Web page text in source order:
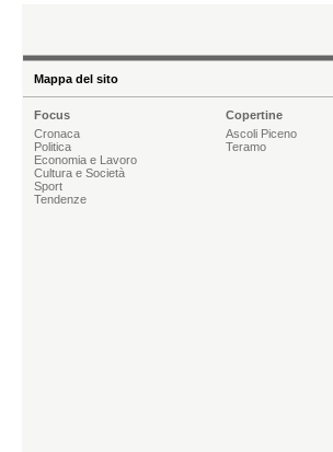
Mappa del sito
Focus
Cronaca
Politica
Economia e Lavoro
Cultura e Società
Sport
Tendenze
Copertine
Ascoli Piceno
Teramo